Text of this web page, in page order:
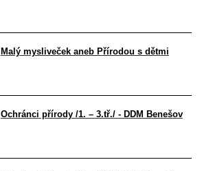
Malý mysliveček aneb Přírodou s dětmi
Ochránci přírody /1. – 3.tř./ - DDM Benešov